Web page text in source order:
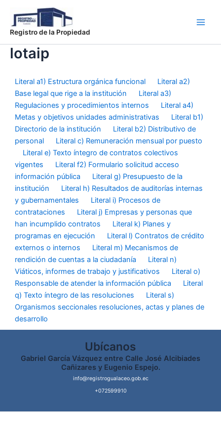
contenido
Registro de la Propiedad
lotaip
Literal a1) Estructura orgánica funcional
Literal a2)
Base legal que rige a la institución
Literal a3)
Regulaciones y procedimientos internos
Literal a4)
Metas y objetivos unidades administrativas
Literal b1)
Directorio de la institución
Literal b2) Distributivo de
personal
Literal c) Remuneración mensual por puesto
Literal e) Texto íntegro de contratos colectivos
vigentes
Literal f2) Formulario solicitud acceso
información pública
Literal g) Presupuesto de la
institución
Literal h) Resultados de auditorías internas
y gubernamentales
Literal i) Procesos de
contrataciones
Literal j) Empresas y personas que
han incumplido contratos
Literal k) Planes y
programas en ejecución
Literal l) Contratos de crédito
externos o internos
Literal m) Mecanismos de
rendición de cuentas a la ciudadanía
Literal n)
Viáticos, informes de trabajo y justificativos
Literal o)
Responsable de atender la información pública
Literal
q) Texto íntegro de las resoluciones
Literal s)
Organismos seccionales resoluciones, actas y planes de
desarrollo
Ubícanos
Gabriel García Vázquez entre Calle José Alcibiades
Cañizares y Eugenio Espejo.
info@registrogualaceo.gob.ec
+072599910